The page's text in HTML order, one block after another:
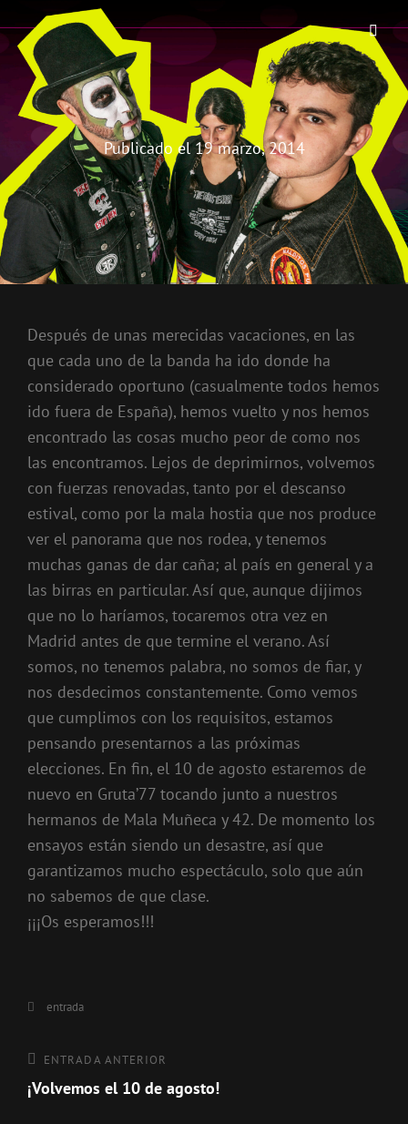
THE BIRRA'S TERROR
Aterrorizando Birras Desde 2010
Publicado el19 marzo, 2014
Después de unas merecidas vacaciones, en las
que cada uno de la banda ha ido donde ha
considerado oportuno (casualmente todos hemos
ido fuera de España), hemos vuelto y nos hemos
encontrado las cosas mucho peor de como nos
las encontramos. Lejos de deprimirnos, volvemos
con fuerzas renovadas, tanto por el descanso
estival, como por la mala hostia que nos produce
ver el panorama que nos rodea, y tenemos
muchas ganas de dar caña; al país en general y a
las birras en particular. Así que, aunque dijimos
que no lo haríamos, tocaremos otra vez en
Madrid antes de que termine el verano. Así
somos, no tenemos palabra, no somos de fiar, y
nos desdecimos constantemente. Como vemos
que cumplimos con los requisitos, estamos
pensando presentarnos a las próximas
elecciones. En fin, el 10 de agosto estaremos de
nuevo en Gruta’77 tocando junto a nuestros
hermanos de Mala Muñeca y 42. De momento los
ensayos están siendo un desastre, así que
garantizamos mucho espectáculo, solo que aún
no sabemos de que clase.
¡¡¡Os esperamos!!!
Categorías
entrada
Navegación
de
Entrada
anterior
ENTRADA ANTERIOR
¡Volvemos el 10 de agosto!